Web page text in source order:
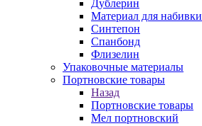
Дублерин
Материал для набивки
Синтепон
Спанбонд
Флизелин
Упаковочные материалы
Портновские товары
Назад
Портновские товары
Мел портновский